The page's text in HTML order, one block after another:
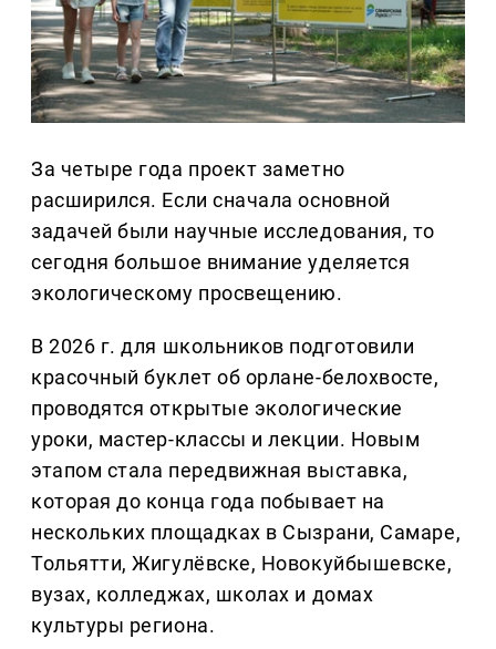
За четыре года проект заметно
расширился. Если сначала основной
задачей были научные исследования, то
сегодня большое внимание уделяется
экологическому просвещению.
В 2026 г. для школьников подготовили
красочный буклет об орлане-белохвосте,
проводятся открытые экологические
уроки, мастер-классы и лекции. Новым
этапом стала передвижная выставка,
которая до конца года побывает на
нескольких площадках в Сызрани, Самаре,
Тольятти, Жигулёвске, Новокуйбышевске,
вузах, колледжах, школах и домах
культуры региона.